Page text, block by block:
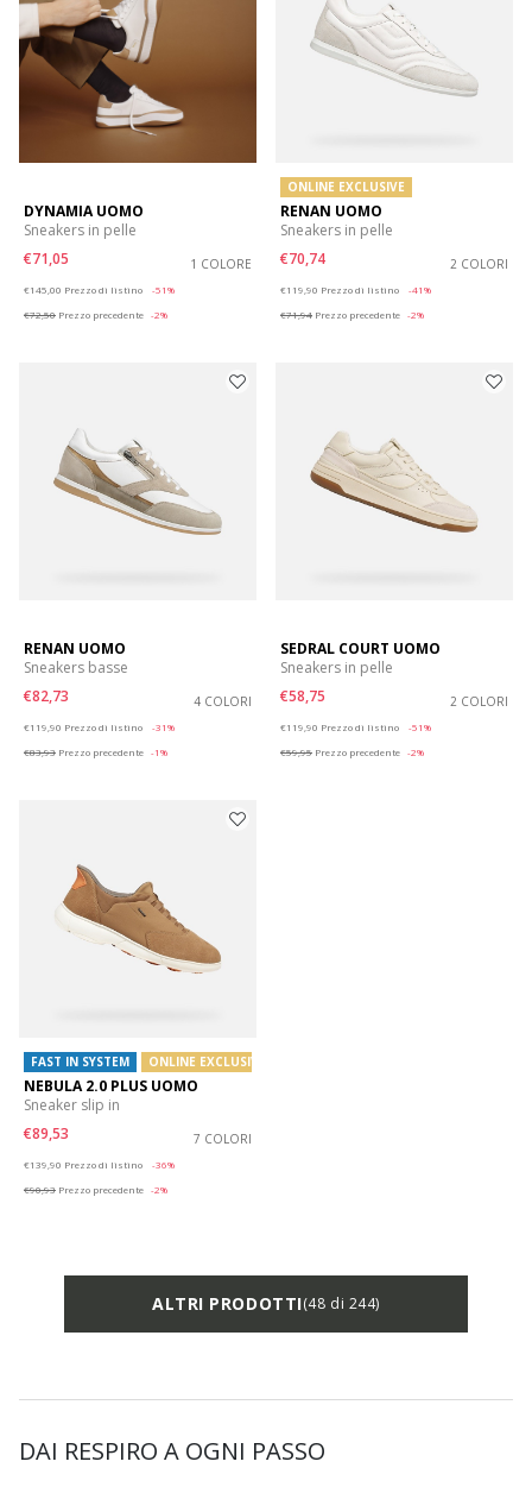
DYNAMIA UOMO
Sneakers in pelle
€71,05
1 COLORE
€145,00 Prezzo di listino
-51%
€72,50 Prezzo precedente -2%
ONLINE EXCLUSIVE
RENAN UOMO
Sneakers in pelle
€70,74
2 COLORI
€119,90 Prezzo di listino
-41%
€71,94 Prezzo precedente -2%
RENAN UOMO
Sneakers basse
€82,73
4 COLORI
€119,90 Prezzo di listino
-31%
€83,93 Prezzo precedente -1%
SEDRAL COURT UOMO
Sneakers in pelle
€58,75
2 COLORI
€119,90 Prezzo di listino
-51%
€59,95 Prezzo precedente -2%
FAST IN SYSTEM ONLINE EXCLUSIVE
NEBULA 2.0 PLUS UOMO
Sneaker slip in
€89,53
7 COLORI
€139,90 Prezzo di listino
-36%
€90,93 Prezzo precedente -2%
ALTRI PRODOTTI(48 di 244)
DAI RESPIRO A OGNI PASSO